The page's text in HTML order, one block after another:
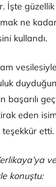
İşte
ne
kullandı.
başarılı
eden
teşekkür etti.
konuştu: